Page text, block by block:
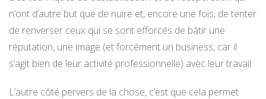
n’ont d’autre but que de nuire et, encore une fois, de tenter
de renverser ceux qui se sont efforcés de bâtir une
réputation, une image (et forcément un business, car il
s’agit bien de leur activité professionnelle) avec leur travail.
L’autre côté pervers de la chose, c’est que cela permet